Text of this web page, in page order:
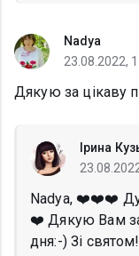
Nadya
23.08.2022,
Дякую за цікаву
Ірина
Nadya, ❤️❤️❤️
❤️ Дякую Вам за
дня:-) Зі